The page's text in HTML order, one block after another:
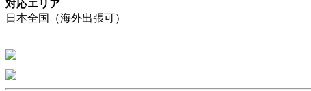
対応エリア
日本全国（海外出張可）